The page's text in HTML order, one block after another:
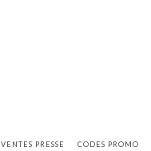
VENTES PRESSE CODES PROMO